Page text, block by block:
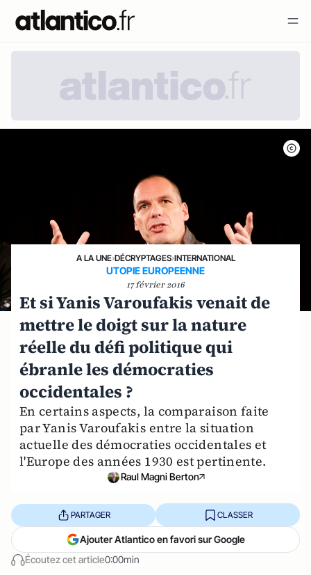
A LA UNE›DÉCRYPTAGES›INTERNATIONAL
UTOPIE EUROPEENNE
17 février 2016
Et si Yanis Varoufakis venait de
mettre le doigt sur la nature
réelle du défi politique qui
ébranle les démocraties
occidentales ?
En certains aspects, la comparaison faite
par Yanis Varoufakis entre la situation
actuelle des démocraties occidentales et
l'Europe des années 1930 est pertinente.
Raul Magni Berton
Écoutez cet article0:00min
PARTAGER CLASSER
Ajouter Atlantico en favori sur Google